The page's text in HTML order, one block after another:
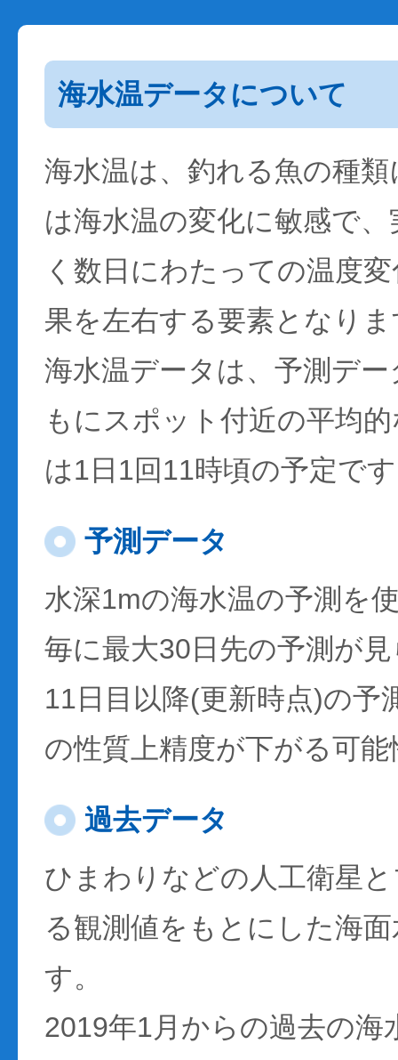
海水温データについて
海水温は、釣れる魚の種
は海水温の変化に敏感で
く数日にわたっての温度
果を左右する要素となり
海水温データは、予測デ
もにスポット付近の平均
は1日1回11時頃の予定で
予測データ
水深1mの海水温の予測を
毎に最大30日先の予測が
11日目以降(更新時点)の予
の性質上精度が下がる可
過去データ
ひまわりなどの人工衛星
る観測値をもとにした海
す。
2019年1月からの過去の海